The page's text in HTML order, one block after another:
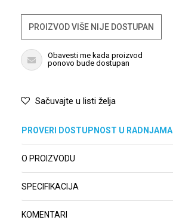
PROIZVOD VIŠE NIJE DOSTUPAN
Obavesti me kada proizvod
ponovo bude dostupan
Sačuvajte u listi želja
PROVERI DOSTUPNOST U RADNJAMA
O PROIZVODU
SPECIFIKACIJA
KOMENTARI